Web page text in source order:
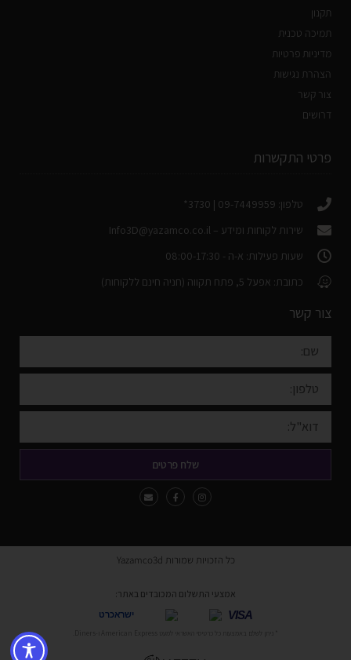
תקנון
תמיכה טכנית
מדיניות פרטיות
הצהרת נגישות
צור קשר
דרושים
פרטי התקשרות
טלפון: 09-7449959 | 3730*
שירות לקוחות ומידע – Info3D@yazamco.co.il
שעות פעילות: א-ה - 08:00-17:30
כתובת: אפעל 5, פתח תקווה (חניה חינם ללקוחות)
צור קשר
שלח פרטים
כל הזכויות שמורות Yazamco3d
אמצעי התשלום המכובדים באתר:
VISA
ישראכרט
* ניתן לשלם באמצעות כל כרטיסי האשראי למעט American Express ו-Diners.